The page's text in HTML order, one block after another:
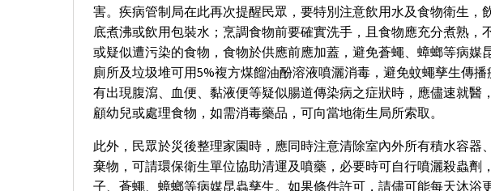
害。疾病管制局在此再次提醒民眾，要特別注意飲用水及食物衛生，
底煮沸或飲用包裝水；烹調食物前要確實洗手，且食物應充分煮熟，
或疑似遭污染的食物，食物於供應前應加蓋，避免蒼蠅、蟑螂等病媒
廁所及垃圾堆可用5%複方煤餾油酚溶液噴灑消毒，避免蚊蠅孳生傳播
有出現腹瀉、血便、黏液便等疑似腸道傳染病之症狀時，應儘速就醫
顧幼兒或處理食物，如需消毒藥品，可向當地衛生局所索取。
此外，民眾於災後整理家園時，應同時注意清除室內外所有積水容器
棄物，可請環保衛生單位協助清運及噴藥，必要時可自行噴灑殺蟲劑
子、蒼蠅、蟑螂等病媒昆蟲孳生。如果條件許可，請儘可能每天沐浴